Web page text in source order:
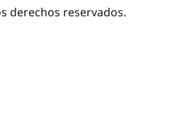
derechos reservados.